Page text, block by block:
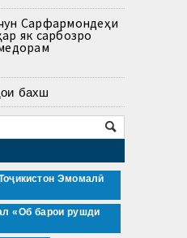
Сарфармондеҳи
як сарбозро
бахш
Эмомалӣ
«Об барои рушди